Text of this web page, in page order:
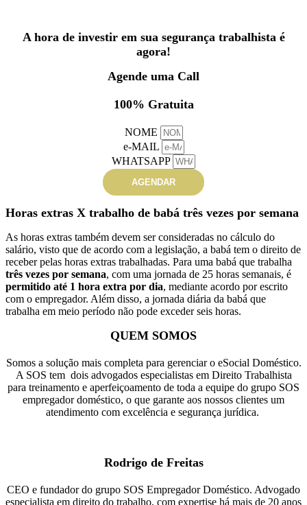
A hora de investir em sua segurança trabalhista é
agora!
Agende uma Call
100% Gratuita
NOME
e-MAIL
WHATSAPP
AGENDAR
Horas extras X trabalho de babá três vezes por semana
As horas extras também devem ser consideradas no cálculo do
salário, visto que de acordo com a legislação, a babá tem o direito de
receber pelas horas extras trabalhadas. Para uma babá que trabalha
três vezes por semana, com uma jornada de 25 horas semanais, é
permitido até 1 hora extra por dia, mediante acordo por escrito
com o empregador. Além disso, a jornada diária da babá que
trabalha em meio período não pode exceder seis horas.
QUEM SOMOS
Somos a solução mais completa para gerenciar o eSocial Doméstico.
A SOS tem dois advogados especialistas em Direito Trabalhista
para treinamento e aperfeiçoamento de toda a equipe do grupo SOS
empregador doméstico, o que garante aos nossos clientes um
atendimento com excelência e segurança jurídica.
Rodrigo de Freitas
CEO e fundador do grupo SOS Empregador Doméstico. Advogado
especialista em direito do trabalho, com expertise há mais de 20 anos